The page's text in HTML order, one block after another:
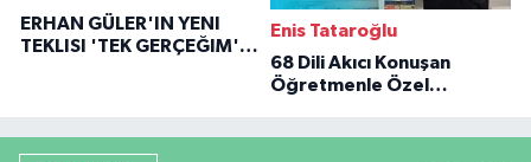
ERHAN GÜLER'IN YENI
TEKLISI 'TEK GERÇEĞIM'LE
Enis Tataroğlu
68 Dili Akıcı Konuşan
Öğretmenle Özel